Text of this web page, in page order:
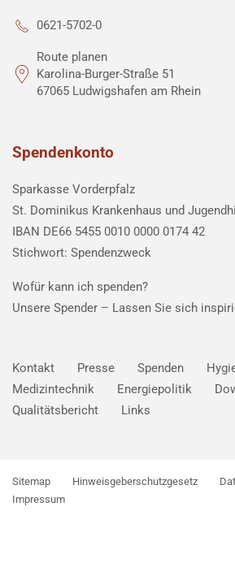
0621-5702-0
Route planen
Karolina-Burger-Straße 51
67065 Ludwigshafen am Rhein
Spendenkonto
Sparkasse Vorderpfalz
St. Dominikus Krankenhaus und
IBAN DE66 5455 0010 0000 0174 42
Stichwort: Spendenzweck
Wofür kann ich spenden?
Unsere Spender – Lassen Sie sich
Kontakt Presse Spenden
Medizintechnik
Energiepolitik
Qualitätsbericht
Links
Sitemap Hinweisgeberschutzgesetz
Impressum